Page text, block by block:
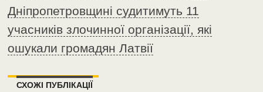
Дніпропетровщині судитимуть 11
учасників злочинної організації, які
ошукали громадян Латвії
СХОЖІ ПУБЛІКАЦІЇ